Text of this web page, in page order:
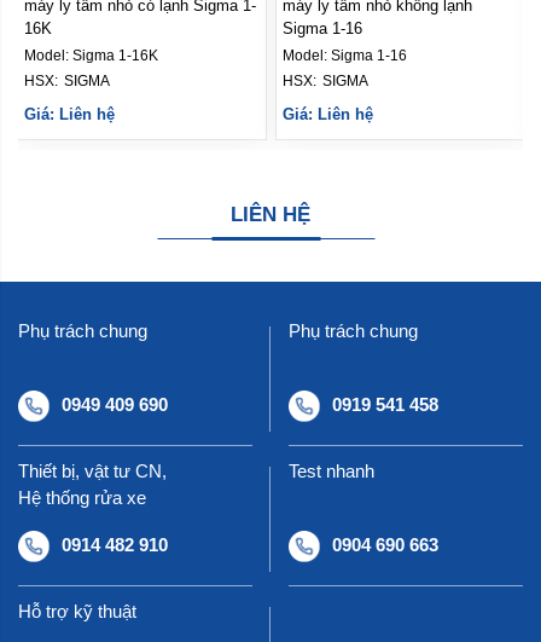
máy ly tâm nhỏ có lạnh Sigma 1-
16K
Model: Sigma 1-16K
SIGMA
Giá: Liên hệ
máy ly tâm nhỏ không lạnh
Sigma 1-16
Model: Sigma 1-16
HSX: SIGMA
Giá: Liên hệ
LIÊN HỆ
Phụ trách chung
0949 409 690
Phụ trách chung
0919 541 458
Thiết bị, vật tư CN,
Hệ thống rửa xe
0914 482 910
Test nhanh
0904 690 663
Hỗ trợ kỹ thuật